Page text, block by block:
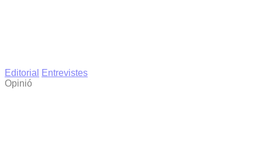
Editorial
Entrevistes
Opinió